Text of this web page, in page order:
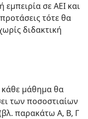
σε ΑΕΙ και
τότε θα
διδακτική
μάθημα θα
των ποσοστιαίων
παρακάτω Α, Β, Γ